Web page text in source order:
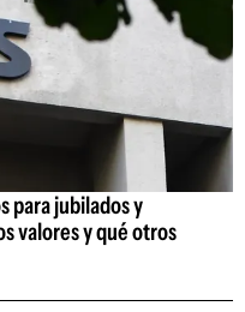
para jubilados y
valores y qué otros